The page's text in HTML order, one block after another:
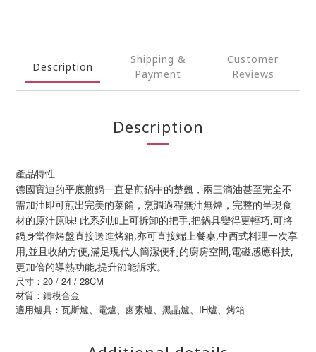
Description
Shipping &
Payment
Customer
Reviews
Description
產品特性
德國寶迪的平底煎鍋一直是煎鍋中的楚翹，兩三滴油甚至完全不
需加油即可煎出完美的菜餚，烹調過程無油無煙，完整的呈現食
材的原汁原味! 此系列加上可拆卸的把手,把鍋具變得更輕巧,可將
鍋身當作烤盤直接送進烤箱,亦可直接端上餐桌,中西式料理一次享
用,並且收納方便,滿足現代人簡潔便利的廚房空間,電磁感應科技,
更加倍的導熱功能,提升節能訴求。
尺寸：20 / 24 / 28CM
材質：鑄模合金
適用爐具：瓦斯爐、電爐、鹵素爐、黑晶爐、IH爐、烤箱